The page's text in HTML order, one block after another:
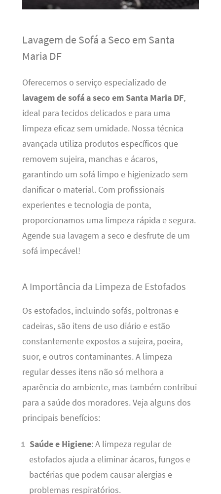
Lavagem de Sofá a Seco em Santa
Maria DF
Oferecemos o serviço especializado de
lavagem de sofá a seco em Santa Maria DF,
ideal para tecidos delicados e para uma
limpeza eficaz sem umidade. Nossa técnica
avançada utiliza produtos específicos que
removem sujeira, manchas e ácaros,
garantindo um sofá limpo e higienizado sem
danificar o material. Com profissionais
experientes e tecnologia de ponta,
proporcionamos uma limpeza rápida e segura.
Agende sua lavagem a seco e desfrute de um
sofá impecável!
A Importância da Limpeza de Estofados
Os estofados, incluindo sofás, poltronas e
cadeiras, são itens de uso diário e estão
constantemente expostos a sujeira, poeira,
suor, e outros contaminantes. A limpeza
regular desses itens não só melhora a
aparência do ambiente, mas também contribui
para a saúde dos moradores. Veja alguns dos
principais benefícios:
Saúde e Higiene: A limpeza regular de
estofados ajuda a eliminar ácaros, fungos e
bactérias que podem causar alergias e
problemas respiratórios.